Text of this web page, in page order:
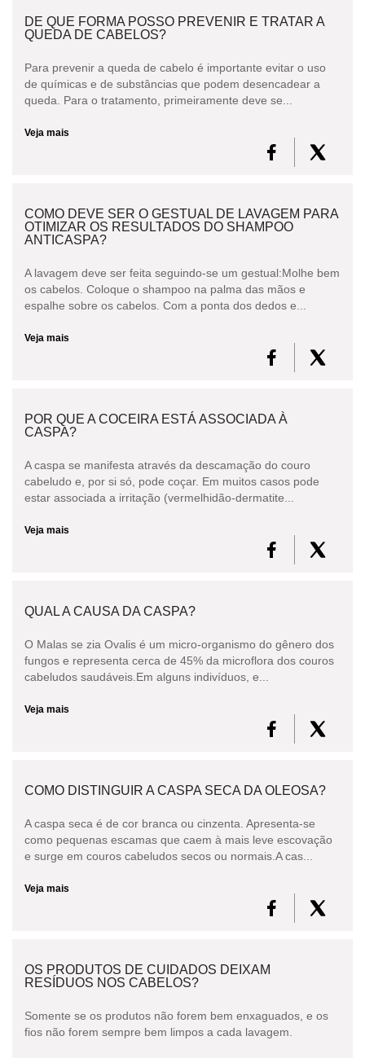
DE QUE FORMA POSSO PREVENIR E TRATAR A
QUEDA DE CABELOS?
Para prevenir a queda de cabelo é importante evitar o uso
de químicas e de substâncias que podem desencadear a
queda. Para o tratamento, primeiramente deve se...
Veja mais
COMO DEVE SER O GESTUAL DE LAVAGEM PARA
OTIMIZAR OS RESULTADOS DO SHAMPOO
ANTICASPA?
A lavagem deve ser feita seguindo-se um gestual:Molhe bem
os cabelos. Coloque o shampoo na palma das mãos e
espalhe sobre os cabelos. Com a ponta dos dedos e...
Veja mais
POR QUE A COCEIRA ESTÁ ASSOCIADA À
CASPA?
A caspa se manifesta através da descamação do couro
cabeludo e, por si só, pode coçar. Em muitos casos pode
estar associada a irritação (vermelhidão-dermatite...
Veja mais
QUAL A CAUSA DA CASPA?
O Malas se zia Ovalis é um micro-organismo do gênero dos
fungos e representa cerca de 45% da microflora dos couros
cabeludos saudáveis.Em alguns indivíduos, e...
Veja mais
COMO DISTINGUIR A CASPA SECA DA OLEOSA?
A caspa seca é de cor branca ou cinzenta. Apresenta-se
como pequenas escamas que caem à mais leve escovação
e surge em couros cabeludos secos ou normais.A cas...
Veja mais
OS PRODUTOS DE CUIDADOS DEIXAM
RESÍDUOS NOS CABELOS?
Somente se os produtos não forem bem enxaguados, e os
fios não forem sempre bem limpos a cada lavagem.